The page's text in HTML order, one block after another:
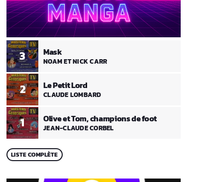
1 Olive et Tom, champions de foot
JEAN-CLAUDE CORBEL
2 Le Petit Lord
CLAUDE LOMBARD
3 Mask
NOAM ET NICK CARR
LISTE COMPLÈTE